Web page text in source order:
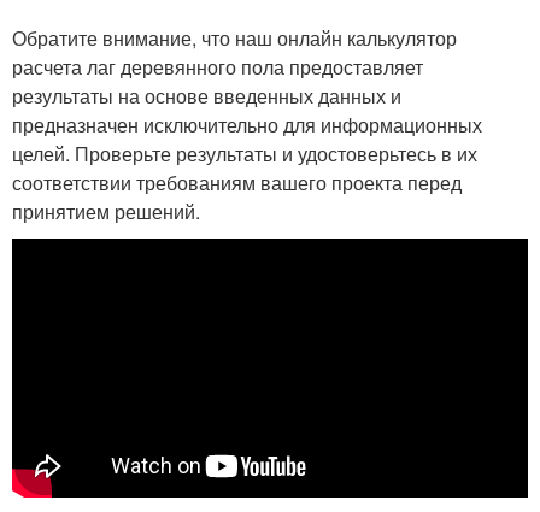
Обратите внимание, что наш онлайн калькулятор
расчета лаг деревянного пола предоставляет
результаты на основе введенных данных и
предназначен исключительно для информационных
целей. Проверьте результаты и удостоверьтесь в их
соответствии требованиям вашего проекта перед
принятием решений.